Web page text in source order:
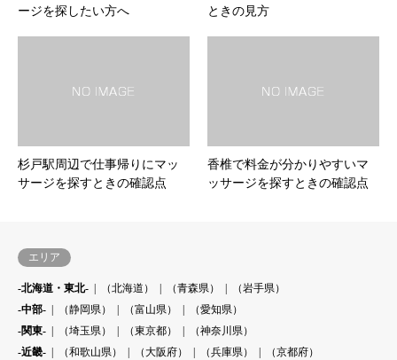
ージを探したい方へ
ときの見方
杉戸駅周辺で仕事帰りにマッ
サージを探すときの確認点
香椎で料金が分かりやすいマ
ッサージを探すときの確認点
エリア
-北海道・東北- （北海道） （青森県）
（岩手県）
-中部-
（静岡県） （富山県）
（愛知県）
-関東-
（埼玉県） （東京都）
（神奈川県）
-近畿-
（和歌山県） （大阪府） （兵庫県）
（京都府）